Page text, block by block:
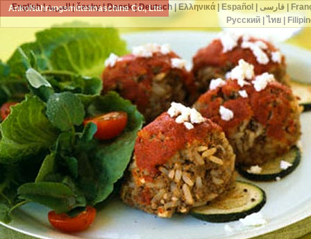
AnkoNahrungsmittelmaschine Co., Ltd.
English|العربية|česky|Dansk|Deutsch|Ελληνικά|Español فارسی|
Русский| ไทย|